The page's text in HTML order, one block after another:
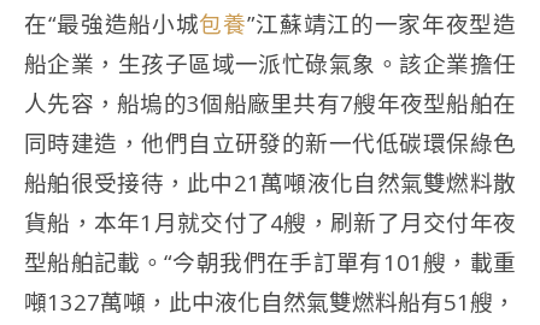
在“最強造船小城包養”江蘇靖江的一家年夜型造
船企業，生孩子區域一派忙碌氣象。該企業擔任
人先容，船塢的3個船廠里共有7艘年夜型船舶在
同時建造，他們自立研發的新一代低碳環保綠色
船舶很受接待，此中21萬噸液化自然氣雙燃料散
貨船，本年1月就交付了4艘，刷新了月交付年夜
型船舶記載。“今朝我們在手訂單有101艘，載重
噸1327萬噸，此中液化自然氣雙燃料船有51艘，